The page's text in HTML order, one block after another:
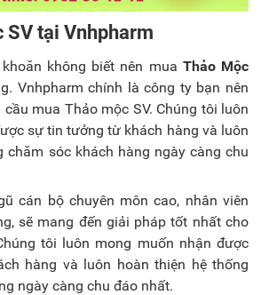
SV tại Vnhpharm
không biết nên mua Thảo Mộc
Vnhpharm chính là công ty bạn nên
mua Thảo mộc SV. Chúng tôi luôn
sự tin tưởng từ khách hàng và luôn
chăm sóc khách hàng ngày càng chu
cán bộ chuyên môn cao, nhân viên
sẽ mang đến giải pháp tốt nhất cho
tôi luôn mong muốn nhận được
hàng và luôn hoàn thiện hệ thống
ngày càng chu đáo nhất.